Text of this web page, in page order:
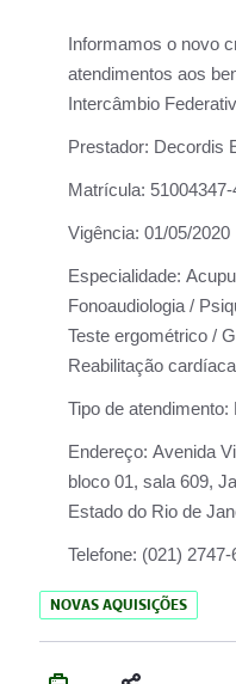
Informamos o novo
atendimentos aos
Intercâmbio
Prestador: Decordis
Matrícula: 51004347-
Vigência: 01/05/2020
Especialidade:
Fonoaudiologia /
Teste ergométrico /
Reabilitação cardíaca
Tipo de atendimento:
Endereço: Avenida
bloco 01, sala 609,
Estado do Rio de
Telefone: (021)
NOVAS AQUISIÇÕES